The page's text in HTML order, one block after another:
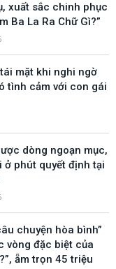
xuất sắc chinh phục
Ba La Ra Chữ Gì?”
mặt khi nghi ngờ
tình cảm với con gái
dòng ngoạn mục,
ở phút quyết định tại
chuyện hòa bình”
vòng đặc biệt của
ẵm trọn 45 triệu